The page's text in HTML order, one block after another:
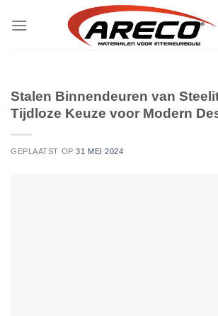
naar
Stalen Binnendeuren van
Tijdloze Keuze voor Modern
GEPLAATST OP31 MEI 2024